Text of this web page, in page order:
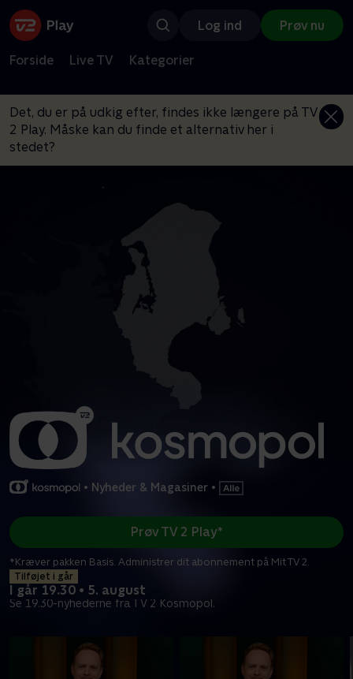
Log ind Prøv nu
Forside Live TV Kategorier
Det, du er på udkig efter, findes ikke længere på TV
2 Play. Måske kan du finde et alternativ her i
stedet?
• Nyheder & Magasiner •
Tilføjet i går
I går 19.30 • 5. august
Se 19.30-nyhederne fra TV 2 Kosmopol.
Prøv TV 2 Play*
*Kræver pakken Basis. Administrer dit abonnement på Mit TV 2.